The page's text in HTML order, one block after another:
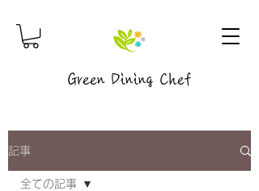
Green Dining Chef
記事
全ての記事